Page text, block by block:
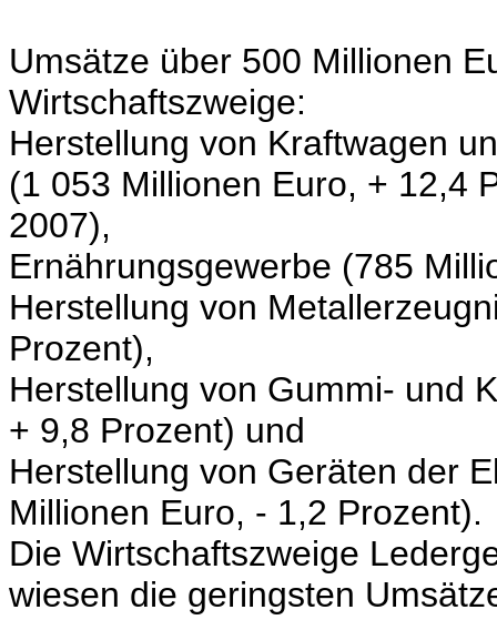
Umsätze über 500 Millionen
Wirtschaftszweige:
Herstellung von Kraftwagen
(1 053 Millionen Euro, + 12,4
2007),
Ernährungsgewerbe (785
Herstellung von
Prozent),
Herstellung von Gummi- und
+ 9,8 Prozent) und
Herstellung von Geräten der
Millionen Euro, - 1,2 Prozent).
Die Wirtschaftszweige
wiesen die geringsten